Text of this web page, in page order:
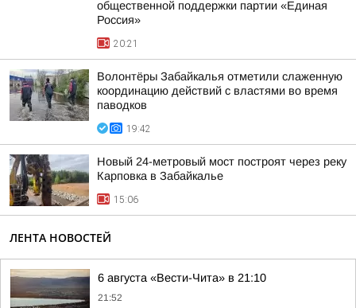
общественной поддержки партии «Единая
Россия»
20:21
Волонтёры Забайкалья отметили слаженную
координацию действий с властями во время
паводков
19:42
Новый 24-метровый мост построят через реку
Карповка в Забайкалье
15:06
ЛЕНТА НОВОСТЕЙ
6 августа «Вести-Чита» в 21:10
21:52